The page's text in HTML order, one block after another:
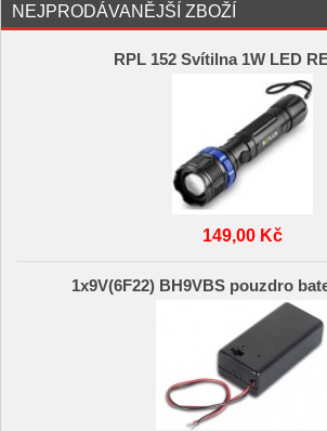
NEJPRODÁVANĚJŠÍ ZBOŽÍ
RPL 152 Svítilna 1W LED
149,00 Kč
1x9V(6F22) BH9VBS pouzdro